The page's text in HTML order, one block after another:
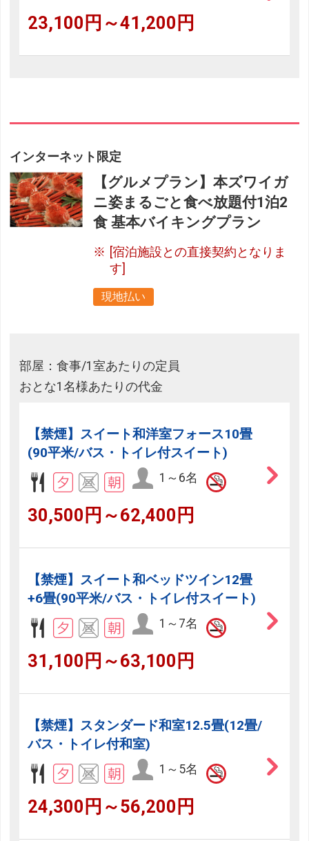
23,100円～41,200円
インターネット限定
【グルメプラン】本ズワイガ
ニ姿まるごと食べ放題付1泊2
食 基本バイキングプラン
[宿泊施設との直接契約となりま
す]
現地払い
部屋：食事/1室あたりの定員
おとな1名様あたりの代金
【禁煙】スイート和洋室フォース10畳
(90平米/バス・トイレ付スイート)
1～6名
30,500円～62,400円
【禁煙】スイート和ベッドツイン12畳
+6畳(90平米/バス・トイレ付スイート)
1～7名
31,100円～63,100円
【禁煙】スタンダード和室12.5畳(12畳/
バス・トイレ付和室)
1～5名
24,300円～56,200円